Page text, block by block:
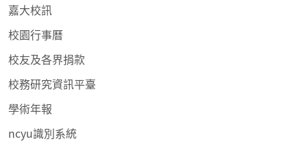
嘉大校訊
校園行事曆
校友及各界捐款
校務研究資訊平臺
學術年報
ncyu識別系統